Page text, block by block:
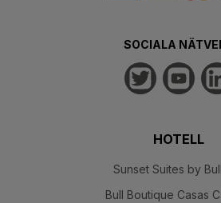
SOCIALA
HOTELL
Sunset Suites by Bull
Bull Boutique Casas